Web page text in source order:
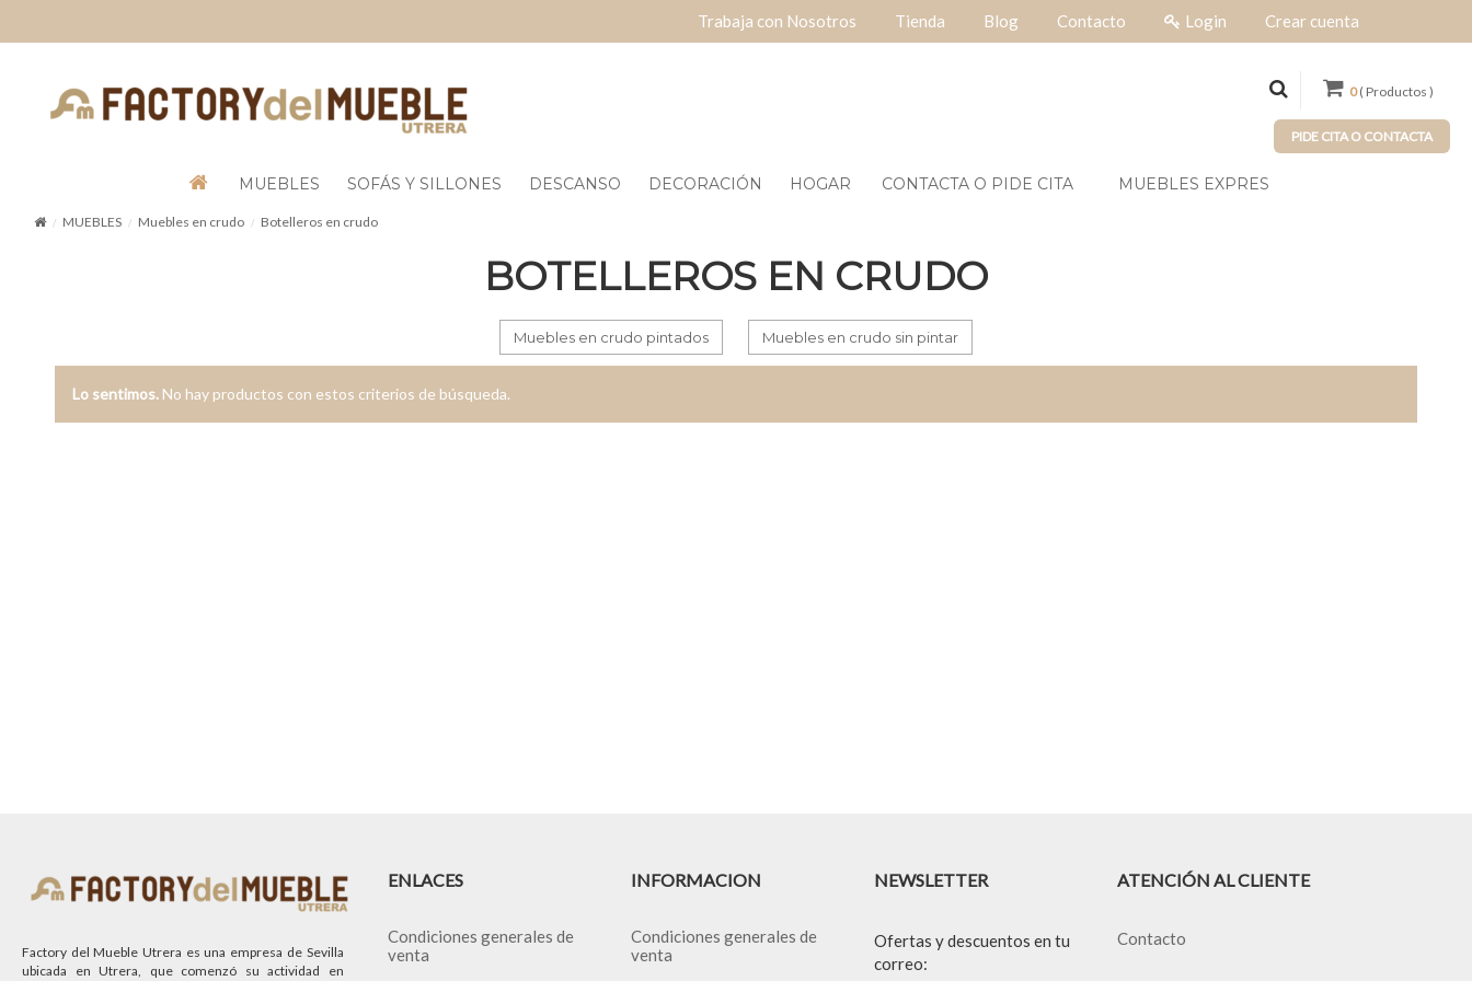
Trabaja con Nosotros Tienda Blog Contacto Login Crear cuenta
0( Productos )
PIDE CITA O CONTACTA
MUEBLES SOFÁS Y SILLONES DESCANSO DECORACIÓN HOGAR CONTACTA O PIDE CITA MUEBLES EXPRES
MUEBLES Muebles en crudo Botelleros en crudo
BOTELLEROS EN CRUDO
Muebles en crudo pintados Muebles en crudo sin pintar
Lo sentimos. No hay productos con estos criterios de búsqueda.
Factory del Mueble Utrera es una empresa de Sevilla
ubicada en Utrera, que comenzó su actividad en
ENLACES
Condiciones generales de
venta
INFORMACION
Condiciones generales de
venta
NEWSLETTER
Ofertas y descuentos en tu
correo:
ATENCIÓN AL CLIENTE
Contacto